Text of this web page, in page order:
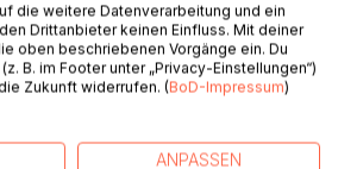
mit der Onlineanwendung "Mein
zur Verfügung, mit der man nach
Erstanmeldung und einer
den Vorjahren übernehmen kann
die weitere Datenverarbeitung und ein
Drittanbieter keinen Einfluss. Mit deiner
oben beschriebenen Vorgänge ein. Du
B. im Footer unter „Privacy-Einstellungen“)
Zukunft widerrufen. (BoD-Impressum)
ANPASSEN